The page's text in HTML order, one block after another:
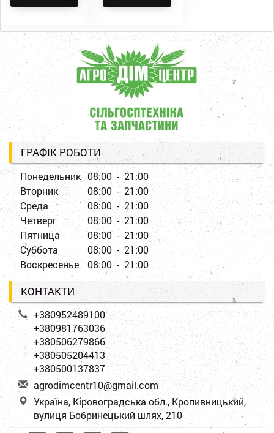
ГРАФІК РОБОТИ
Понедельник 08:00 - 21:00
Вторник
08:00 - 21:00
Среда
08:00 - 21:00
Четверг
08:00 - 21:00
Пятница
08:00 - 21:00
Суббота
08:00 - 21:00
Воскресенье
08:00 - 21:00
КОНТАКТИ
+380952489100
+380981763036
+380506279866
+380505204413
+380500137837
agrodimcentr10@gmail.com
Україна, Кіровоградська обл., Кропивницький,
вулиця Бобринецький шлях, 210